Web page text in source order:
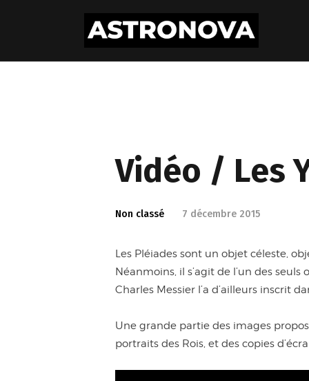
Vidéo / Les
Non classé 7 décembre 2015
Les Pléiades sont un objet céleste,
Néanmoins, il s’agit de l’un des
Charles Messier l’a d’ailleurs inscrit
Une grande partie des images
portraits des Rois, et des copies